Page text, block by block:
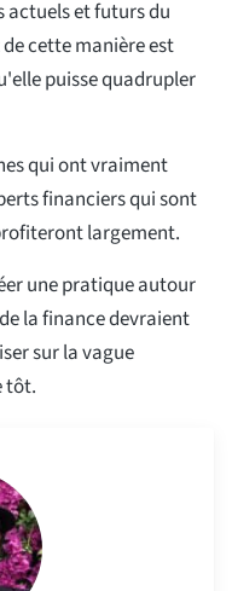
actuels et futurs du
cette manière est
puisse quadrupler
qui ont vraiment
financiers qui sont
largement.
une pratique autour
la finance devraient
sur la vague
tôt.